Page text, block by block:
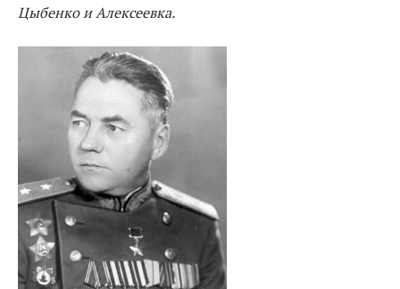
Цыбенко и Алексеевка.